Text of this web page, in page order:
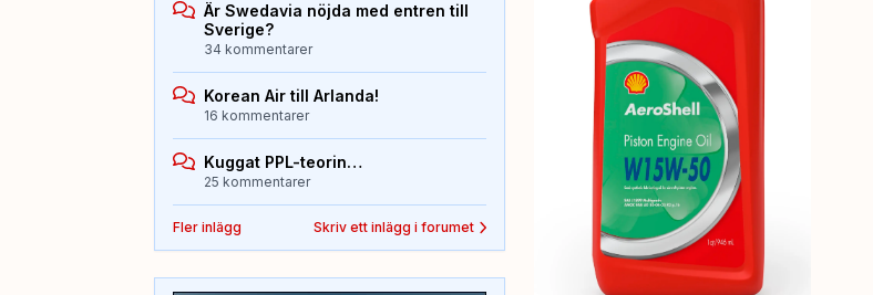
Är Swedavia nöjda med entren till
Sverige?
34 kommentarer
Korean Air till Arlanda!
16 kommentarer
Kuggat PPL-teorin…
25 kommentarer
Fler inlägg Skriv ett inlägg i forumet